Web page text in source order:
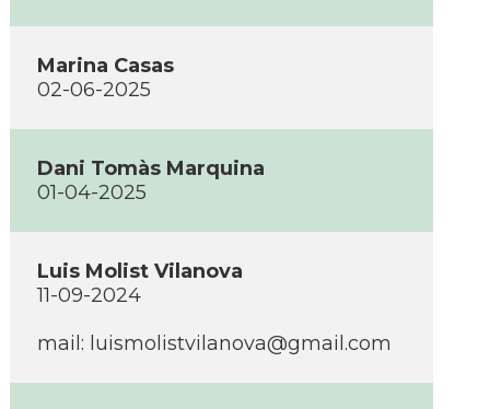
Marina Casas
02-06-2025
Dani Tomàs Marquina
01-04-2025
Luis Molist Vilanova
11-09-2024
mail: luismolistvilanova@gmail.com